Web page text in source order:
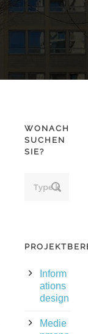
WONACH
SUCHEN
SIE?
Inform
ations
design
Medie